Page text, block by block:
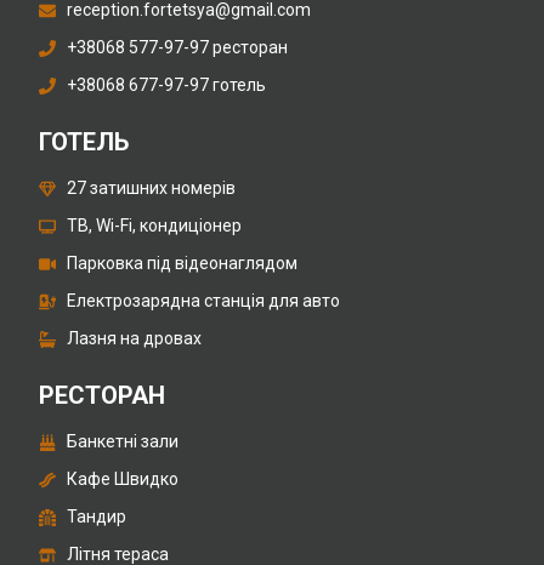
reception.fortetsya@gmail.com
+38068 577-97-97 ресторан
+38068 677-97-97 готель
ГОТЕЛЬ
27 затишних номерів
ТВ, Wi-Fi, кондиціонер
Парковка під відеонаглядом
Електрозарядна станція для авто
Лазня на дровах
РЕСТОРАН
Банкетні зали
Кафе Швидко
Тандир
Літня тераса